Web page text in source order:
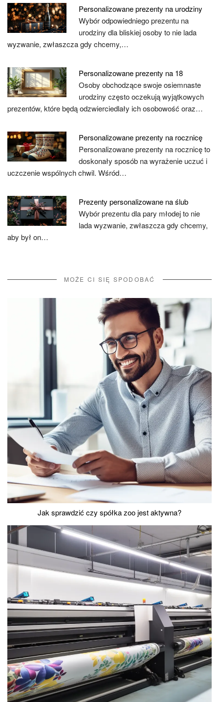
Personalizowane prezenty na urodziny
Wybór odpowiedniego prezentu na
urodziny dla bliskiej osoby to nie lada
wyzwanie, zwłaszcza gdy chcemy,…
Personalizowane prezenty na 18
Osoby obchodzące swoje osiemnaste
urodziny często oczekują wyjątkowych
prezentów, które będą odzwierciedlały ich osobowość oraz…
Personalizowane prezenty na rocznicę
Personalizowane prezenty na rocznicę to
doskonały sposób na wyrażenie uczuć i
uczczenie wspólnych chwil. Wśród…
Prezenty personalizowane na ślub
Wybór prezentu dla pary młodej to nie
lada wyzwanie, zwłaszcza gdy chcemy,
aby był on…
MOŻE CI SIĘ SPODOBAĆ
Jak sprawdzić czy spółka zoo jest aktywna?